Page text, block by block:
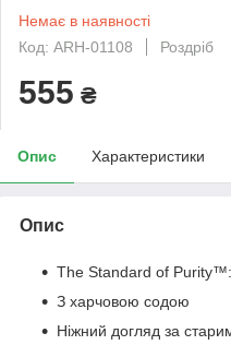
Немає в наявності
Код: ARH-01108
Роздріб
555 ₴
Опис Характеристики
Опис
The Standard of Purity™:
З харчовою содою
Ніжний догляд за